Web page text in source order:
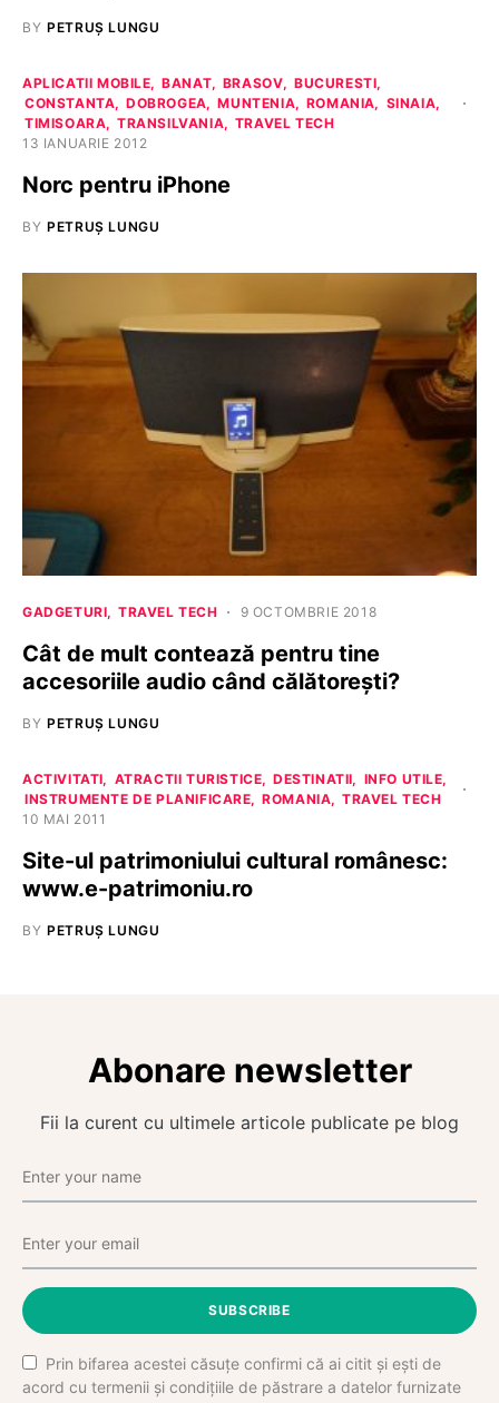
BY PETRUȘ LUNGU
APLICATII MOBILE BANAT BRASOV
BUCURESTI
CONSTANTA
DOBROGEA MUNTENIA ROMANIA
SINAIA
TIMISOARA
TRANSILVANIA
TRAVEL TECH
13 IANUARIE 2012
Norc pentru iPhone
BY PETRUȘ LUNGU
GADGETURI TRAVEL TECH 9 OCTOMBRIE 2018
Cât de mult contează pentru tine
accesoriile audio când călătorești?
BY PETRUȘ LUNGU
ACTIVITATI ATRACTII TURISTICE DESTINATII
INFO UTILE
INSTRUMENTE DE PLANIFICARE
ROMANIA
TRAVEL TECH
10 MAI 2011
Site-ul patrimoniului cultural românesc:
www.e-patrimoniu.ro
BY PETRUȘ LUNGU
Abonare newsletter
Fii la curent cu ultimele articole publicate pe blog
SUBSCRIBE
Prin bifarea acestei căsuțe confirmi că ai citit și ești de
acord cu termenii și condițiile de păstrare a datelor furnizate